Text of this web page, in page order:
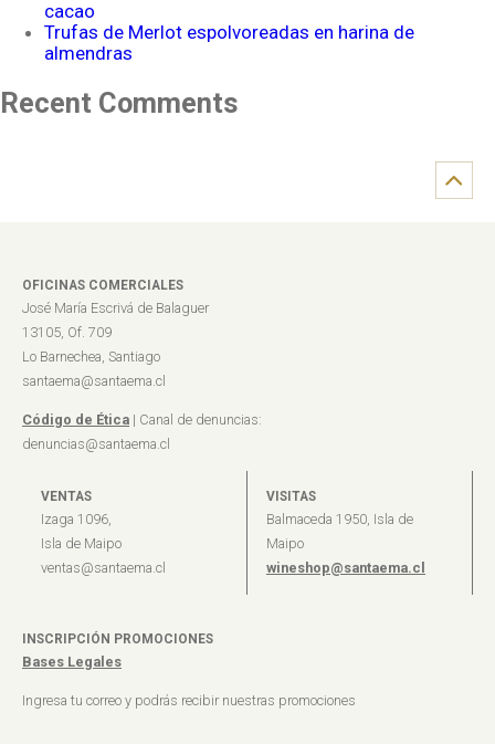
cacao
Trufas de Merlot espolvoreadas en harina de
almendras
Recent Comments
OFICINAS COMERCIALES
José María Escrivá de Balaguer
13105, Of. 709
Lo Barnechea, Santiago
santaema@santaema.cl
Código de Ética | Canal de denuncias:
denuncias@santaema.cl
VENTAS
Izaga 1096,
Isla de Maipo
ventas@santaema.cl
VISITAS
Balmaceda 1950, Isla de
Maipo
wineshop@santaema.cl
INSCRIPCIÓN PROMOCIONES
Bases Legales
Ingresa tu correo y podrás recibir nuestras promociones